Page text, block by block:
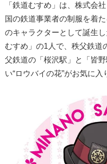
「鉄道むすめ」は、株式会
国の鉄道事業者の制服を着
のキャラクターとして誕生
むすめ」の1人で、秩父鉄道
父鉄道の「桜沢駅」と「皆
い“ロウバイの花”がお気に入